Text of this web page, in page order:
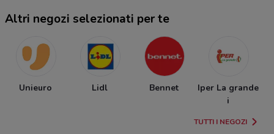
Altri negozi selezionati per te
Unieuro Lidl Bennet
Iper La grande
i
TUTTI I NEGOZI